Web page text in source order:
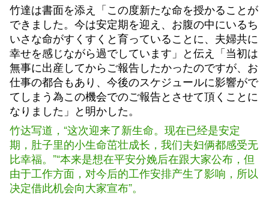
竹達は書面を添え「この度新たな命を授かることが
できました。今は安定期を迎え、お腹の中にいるち
いさな命がすくすくと育っていることに、夫婦共に
幸せを感じながら過でしています」と伝え「当初は
無事に出産してからご報告したかったのですが、お
仕事の都合もあり、今後のスケジュールに影響がで
てしまう為この機会でのご報告とさせて頂くことに
なりました」と明かした。
竹达写道，“这次迎来了新生命。现在已经是安定
期，肚子里的小生命茁壮成长，我们夫妇俩都感受无
比幸福。”“本来是想在平安分娩后在跟大家公布，但
由于工作方面，对今后的工作安排产生了影响，所以
决定借此机会向大家宣布”。